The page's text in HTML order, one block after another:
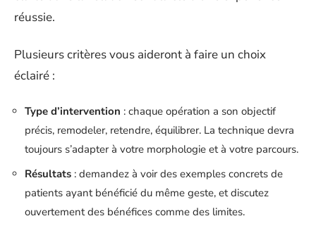
réussie.
Plusieurs critères vous aideront à faire un choix
éclairé :
Type d’intervention : chaque opération a son objectif
précis, remodeler, retendre, équilibrer. La technique devra
toujours s’adapter à votre morphologie et à votre parcours.
Résultats : demandez à voir des exemples concrets de
patients ayant bénéficié du même geste, et discutez
ouvertement des bénéfices comme des limites.